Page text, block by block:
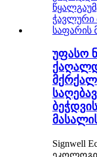
უფასო
Signwell